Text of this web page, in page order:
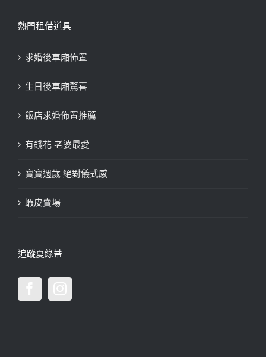
熱門租借道具
求婚後車廂佈置
生日後車廂驚喜
飯店求婚佈置推薦
有錢花 老婆最愛
寶寶週歲 絕對儀式感
蝦皮賣場
追蹤夏綠蒂